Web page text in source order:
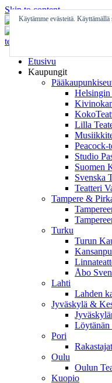
Skip to content
Etusivu
Kaupungit
Helsingin
Lilla
Peacock-
Studio
Suomen
Svenska
Teatteri
Tampere &
Turku
Turun
Åbo
Lahti
Lahden
Jyväskylä &
Löytänän
Pori
Oulu
Oulun
Kuopio
Käytämme evästeitä.